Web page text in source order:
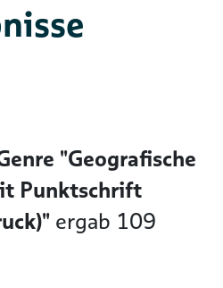
"Geografische
Punktschrift
ergab 109